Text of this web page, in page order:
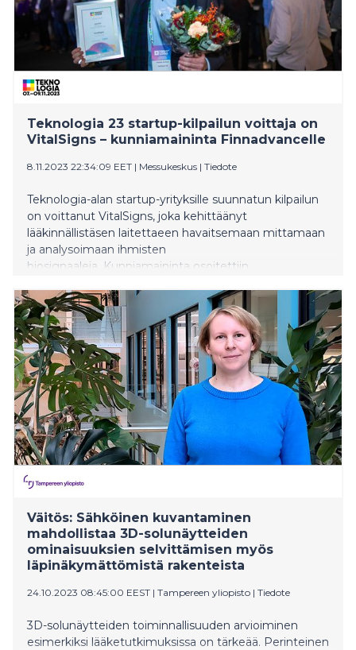
Teknologia 23 startup-kilpailun voittaja on
VitalSigns – kunniamaininta Finnadvancelle
8.11.2023 22:34:09 EET | Messukeskus | Tiedote
Teknologia-alan startup-yrityksille suunnatun kilpailun
on voittanut VitalSigns, joka kehittäänyt
lääkinnällistäsen laitettaeen havaitsemaan mittamaan
ja analysoimaan ihmisten
biosignaaleja. Kunniamaininta osoitettiin
jotka mahdollistavat yhä yksilökohtaisemman
lääkehoidon suunnittelun. Palkinnot jaettiin tänään
Teknologia 23 -tapahtumassa Helsingin
Messukeskuksessa. Startup-kilpailun voittajalle
lahjoitettiin Suomen Messusäätiön myöntämä 10 000
euron palkinto.
Väitös: Sähköinen kuvantaminen
mahdollistaa 3D-solunäytteiden
ominaisuuksien selvittämisen myös
läpinäkymättömistä rakenteista
24.10.2023 08:45:00 EEST | Tampereen yliopisto | Tiedote
3D-solunäytteiden toiminnallisuuden arvioiminen
esimerkiksi lääketutkimuksissa on tärkeää. Perinteinen